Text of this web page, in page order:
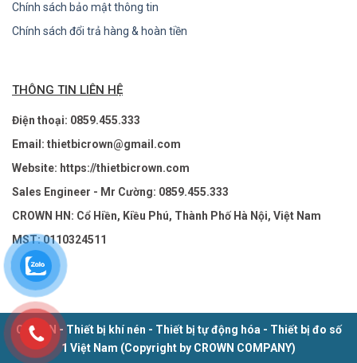
Chính sách bảo mật thông tin
Chính sách đổi trả hàng & hoàn tiền
THÔNG TIN LIÊN HỆ
Điện thoại: 0859.455.333
Email: thietbicrown@gmail.com
Website: https://thietbicrown.com
Sales Engineer - Mr Cường: 0859.455.333
CROWN HN: Cổ Hiền, Kiều Phú, Thành Phố Hà Nội, Việt Nam
MST: 0110324511
CROWN - Thiết bị khí nén - Thiết bị tự động hóa - Thiết bị đo số
1 Việt Nam (Copyright by CROWN COMPANY)